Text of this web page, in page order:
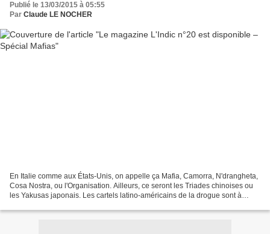
Publié le 13/03/2015 à 05:55
Par Claude LE NOCHER
En Italie comme aux États-Unis, on appelle ça Mafia, Camorra, N'drangheta,
Cosa Nostra, ou l'Organisation. Ailleurs, ce seront les Triades chinoises ou
les Yakusas japonais. Les cartels latino-américains de la drogue sont à